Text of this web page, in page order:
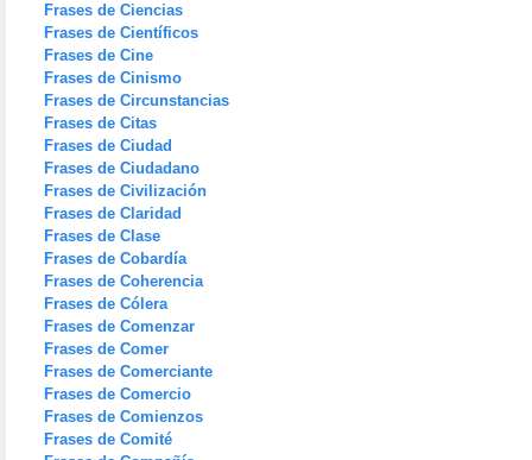
Frases de Ciencias
Frases de Científicos
Frases de Cine
Frases de Cinismo
Frases de Circunstancias
Frases de Citas
Frases de Ciudad
Frases de Ciudadano
Frases de Civilización
Frases de Claridad
Frases de Clase
Frases de Cobardía
Frases de Coherencia
Frases de Cólera
Frases de Comenzar
Frases de Comer
Frases de Comerciante
Frases de Comercio
Frases de Comienzos
Frases de Comité